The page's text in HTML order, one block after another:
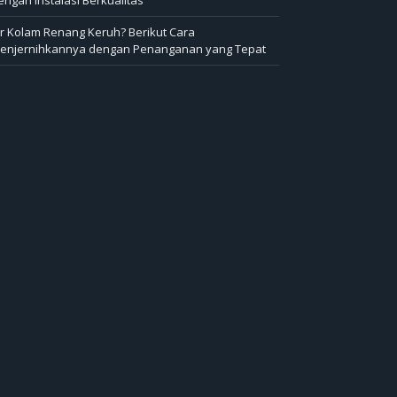
Kolam Renang Keruh? Berikut Cara
dengan Penanganan yang Tepat